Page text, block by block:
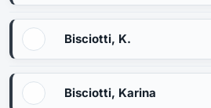
Bisciotti, K.
Bisciotti, Karina